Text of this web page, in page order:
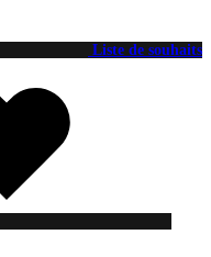
Liste de souhaits